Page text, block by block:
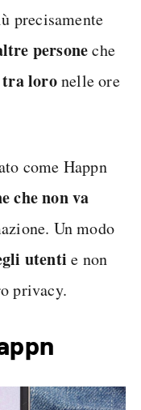
precisamente
personeche
tra loronelle ore
come Happn
che non va
Un modo
utenti e non
privacy.